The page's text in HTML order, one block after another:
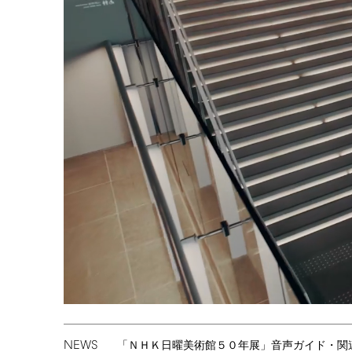
NEWS 「ＮＨＫ日曜美術館５０年展」音声ガイド・